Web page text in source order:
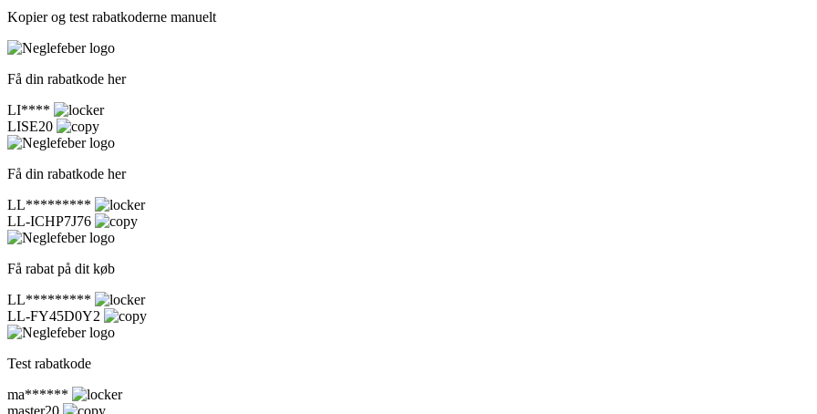
Kopier og test rabatkoderne manuelt
Få din rabatkode her
LI****
LISE20
Få din rabatkode her
LL*********
LL-ICHP7J76
Få rabat på dit køb
LL*********
LL-FY45D0Y2
Test rabatkode
ma******
master20